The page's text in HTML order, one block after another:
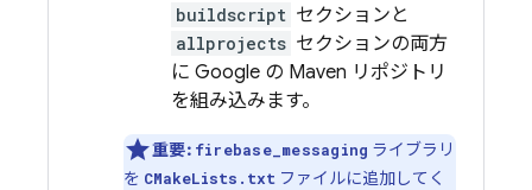
buildscript セクションと
allprojects セクションの両方
に Google の Maven リポジトリ
を組み込みます。
重要: firebase_messaging ライブラリ
を CMakeLists.txt ファイルに追加してく